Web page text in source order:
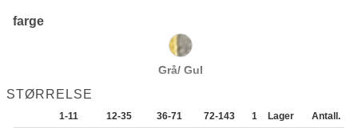
farge
Grå/ Gul
STØRRELSE
1-11 12-35 36-71 72-143 144-287 288 +
Lager Antall.